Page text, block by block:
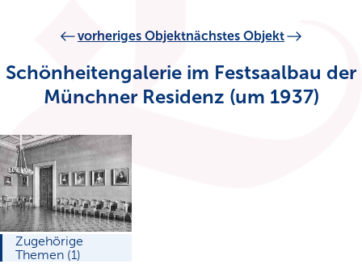
vorheriges Objektnächstes Objekt
Schönheitengalerie im Festsaalbau der
Münchner Residenz (um 1937)
Zugehörige
Themen (1)